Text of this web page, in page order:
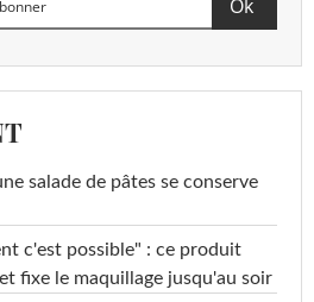
salade de pâtes se conserve
c'est possible" : ce produit
fixe le maquillage jusqu'au soir